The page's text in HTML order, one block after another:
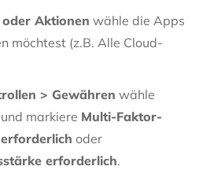
Aktionen wähle die Apps
möchtest (z.B. Alle Cloud-
> Gewähren wähle
und markiere Multi-Faktor-
oder
erforderlich.